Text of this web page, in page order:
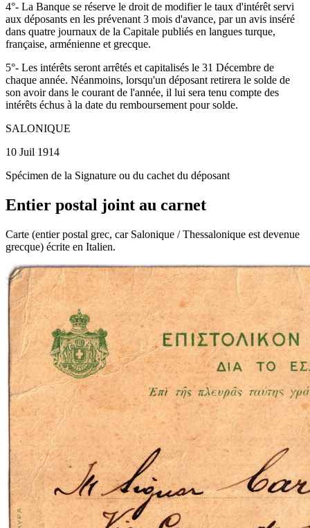
4°- La Banque se réserve le droit de modifier le taux d'intérêt servi
aux déposants en les prévenant 3 mois d'avance, par un avis inséré
dans quatre journaux de la Capitale publiés en langues turque,
française, arménienne et grecque.
5°- Les intérêts seront arrêtés et capitalisés le 31 Décembre de
chaque année. Néanmoins, lorsqu'un déposant retirera le solde de
son avoir dans le courant de l'année, il lui sera tenu compte des
intérêts échus à la date du remboursement pour solde.
SALONIQUE
10 Juil 1914
Spécimen de la Signature ou du cachet du déposant
Entier postal joint au carnet
Carte (entier postal grec, car Salonique / Thessalonique est devenue
grecque) écrite en Italien.